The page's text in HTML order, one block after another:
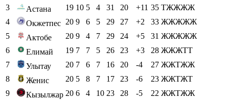
3
Астана 19 10 5 4 31 20 +11 35 ТЖЖЖЖ
4
Окжетпес 20 9 6 5 29 27 +2 33 ЖЖЖЖЖ
5
Актобе 20 9 4 7 29 24 +5 31 ЖЖЖЖЖ
6
Елимай 19 7 7 5 26 23 +3 28 ЖЖЖТТ
7
Улытау 20 7 6 7 16 20 -4 27 ЖЖТЖЖ
8
Женис 20 5 8 7 17 23 -6 23 ЖЖТЖТ
9
Кызылжар 20 6 4 10 23 28 -5 22 ЖЖТЖЖ